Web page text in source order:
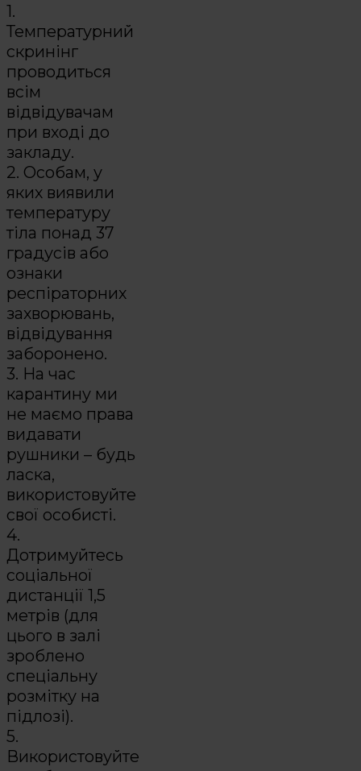
1.
Температурний
скринінг
проводиться
всім
відвідувачам
при вході до
закладу.
2. Особам, у
яких виявили
температуру
тіла понад 37
градусів або
ознаки
респіраторних
захворювань,
відвідування
заборонено.
3. На час
карантину ми
не маємо права
видавати
рушники – будь
ласка,
використовуйте
свої особисті.
4.
Дотримуйтесь
соціальної
дистанції 1,5
метрів (для
цього в залі
зроблено
спеціальну
розмітку на
підлозі).
5.
Використовуйте